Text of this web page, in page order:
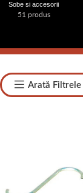
Sobe si accesorii
51 produs
Arată Filtrele